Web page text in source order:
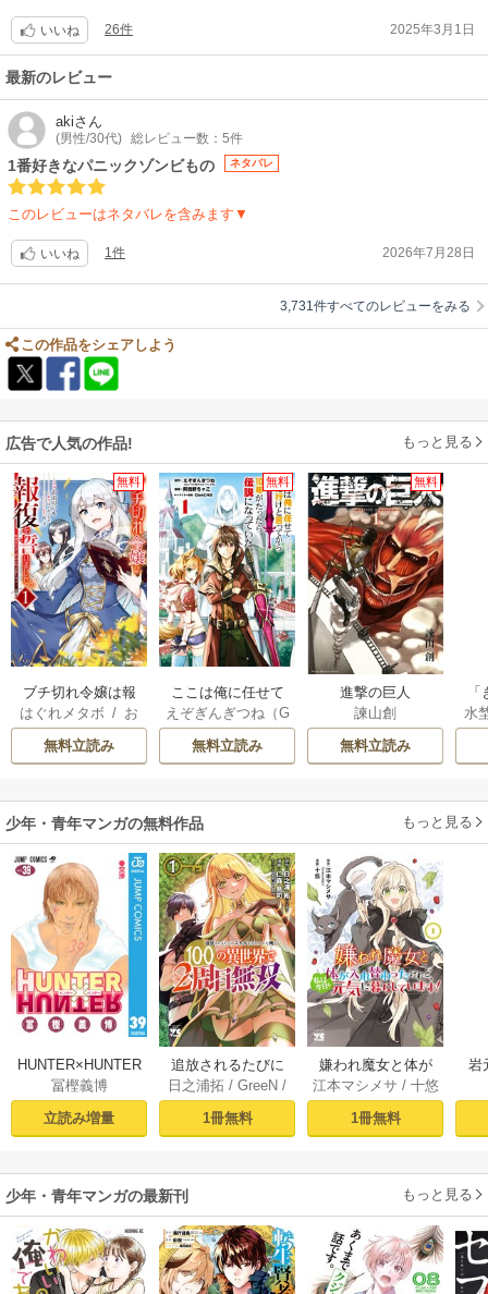
いいね 26件 2025年3月1日
最新のレビュー
akiさん
(男性/30代) 総レビュー数：5件
1番好きなパニックゾンビもの ネタバレ
このレビューはネタバレを含みます▼
いいね 1件 2026年7月28日
3,731件すべてのレビューをみる
この作品をシェアしよう
広告で人気の作品! もっと見る
無料
ブチ切れ令嬢は報
復を誓いました。
はぐれメタボ / お
おのいも /
無料立読み
無料
ここは俺に任せて
先に行けと言って
から10年がたった
ら伝説になってい
えぞぎんぎつね（G
Aノベル／SBクリ
エイティブ刊）
eCHA
無料立読み
無料
進撃の巨人
諫山創
無料立読み
は
水
少年・青年マンガの無料作品 もっと見る
HUNTER×HUNTER
モノクロ版 39
冨樫義博
立読み増量
追放されるたびに
スキルを手に入れ
た俺が、100の異世
界で2周目無双【電
日之浦拓 /GreeN /
仁森島司
1冊無料
嫌われ魔女と体が
入れ替わったけれ
ど、私は今日も元
気に暮らしていま
本】 1
江本マシメサ / 十悠
1冊無料
岩
少年・青年マンガの最新刊 もっと見る